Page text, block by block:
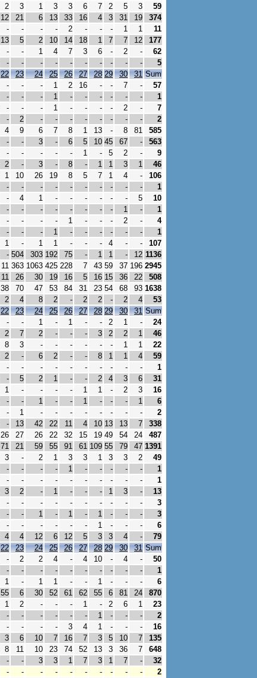
2 3 1 3 3 6 7 2 5 3
59
12 21 6 13 33 16 4 3 31 19
374
- - - - 2 - - - 1 1
11
13 5 2 10 14 18 1 7 7 12
177
- - 1 4 7 3 6 - 2 -
62
- - - - - - - - - -
5
22 23 24 25 26 27 28 29 30 31 Sum
- - - 1 2 16 - - 7 -
57
- - - 1 - - - - - -
1
- - - 1 - - - - 2 -
7
- 2 - - - - - - - -
2
4 9 6 7 8 1 13 - 8 81
585
- - 3 - 6 5 10 45 67 -
563
- - - - - 1 - 5 2 -
9
2 - 3 - 8 - 1 1 3 1
46
1 10 26 19 8 5 7 1 4 -
106
- - - - - - - - - -
1
- 4 1 - - - - - - 5
10
- - - - - - - - 1 -
1
- - - - 1 - - - 2 -
4
- - - 1 - - - - - -
1
1 - 1 1 - - - 4 - -
107
- 504 303 192 75 - 1 1 - 12 1136
11 363 1063 425 228 7 43 59 37 196 2945
11 26 30 19 16 5 16 15 36 22
508
38 70 47 53 84 31 23 54 68 93 1638
2 4 8 2 - 2 2 - 2 4
53
22 23 24 25 26 27 28 29 30 31 Sum
- - 1 - 1 - - 2 1 -
24
2 7 2 - - - 3 2 2 1
46
8 3 - - - - - - 1 1
22
2 - 6 2 - - 8 1 1 4
59
- - - - - - - - - -
1
- 5 2 1 - - 2 4 3 6
31
1 - - - - 1 1 - 2 3
16
- - 1 - - 1 - - - 1
6
- 1 - - - - - - - -
2
- 13 42 22 11 4 10 13 13 7
338
26 27 26 22 32 15 19 49 54 24
487
71 21 59 55 91 61 109 55 79 47 1391
3 - 2 1 3 3 1 3 3 2
49
- - - - 1 - - - - -
1
- - - - - - - - - -
1
3 2 - 1 - - - 1 3 -
13
- - - - - - - - - -
3
- - 1 - 1 - 1 - - -
3
- - - - - - 1 - - -
6
4 4 12 6 12 5 3 3 4 -
79
22 23 24 25 26 27 28 29 30 31 Sum
- 2 2 4 - 4 10 - 4 -
50
- - - - - - - - - -
1
1 - 1 1 - - 1 - - -
6
55 6 30 52 61 62 55 6 81 24
870
1 2 - - - 1 - 2 6 1
23
- - - - - - 1 - - -
2
- - - - 3 4 1 - - -
16
3 6 10 7 16 7 3 5 10 7
135
8 11 10 23 74 52 13 3 36 7
648
- - 3 3 1 7 3 1 7 -
32
- - - - - - - - - -
2